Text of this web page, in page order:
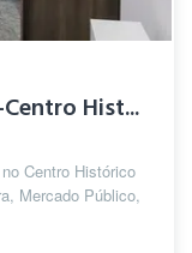
Hist...
Centro Histórico
Mercado Público,